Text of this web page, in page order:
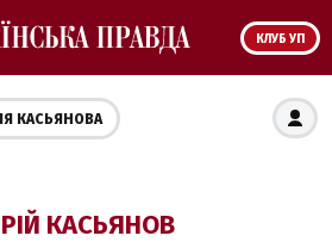
КЛУБ УП
КАСЬЯНОВА
КАСЬЯНОВ